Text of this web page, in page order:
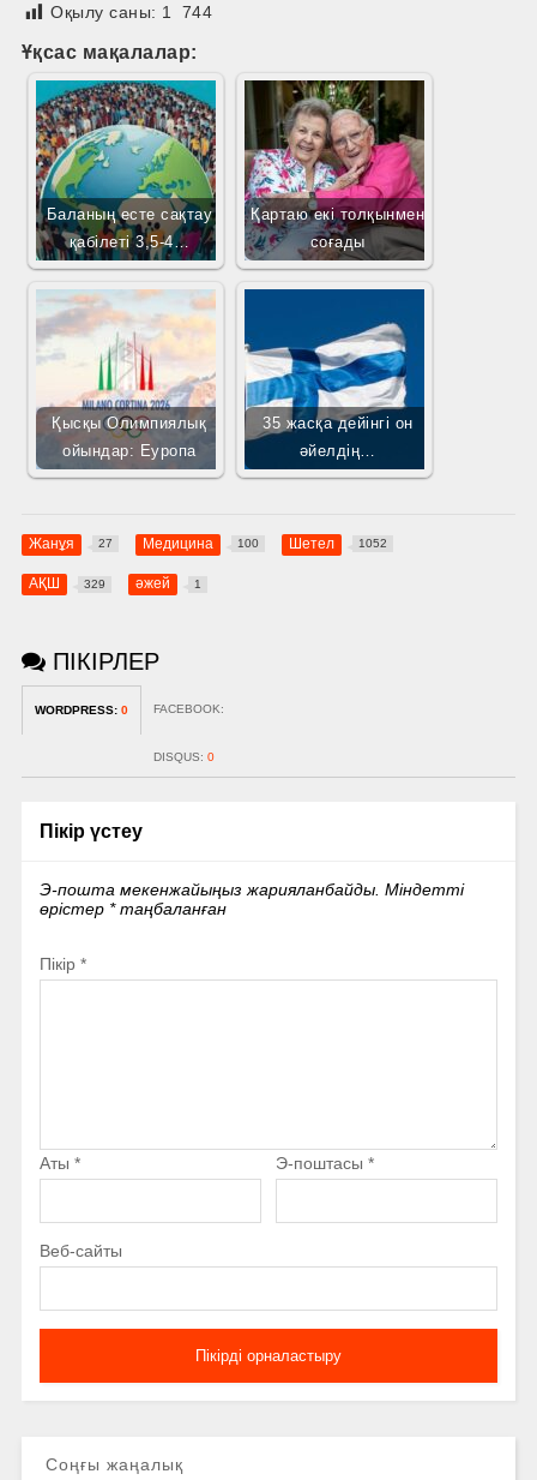
Оқылу саны: 1 744
Ұқсас мақалалар:
Баланың есте сақтау
қабілеті 3,5-4…
Қартаю екі толқынмен
соғады
Қысқы Олимпиялық
ойындар: Еуропа
35 жасқа дейінгі он
әйелдің…
Жанұя 27 Медицина 100 Шетел 1052
АҚШ 329 әжей 1
ПІКІРЛЕР
WORDPRESS: 0 FACEBOOK:
DISQUS: 0
Пікір үстеу
Э-пошта мекенжайыңыз жарияланбайды. Міндетті
өрістер *таңбаланған
Пікір *
Аты * Э-поштасы *
Веб-сайты
Соңғы жаңалық